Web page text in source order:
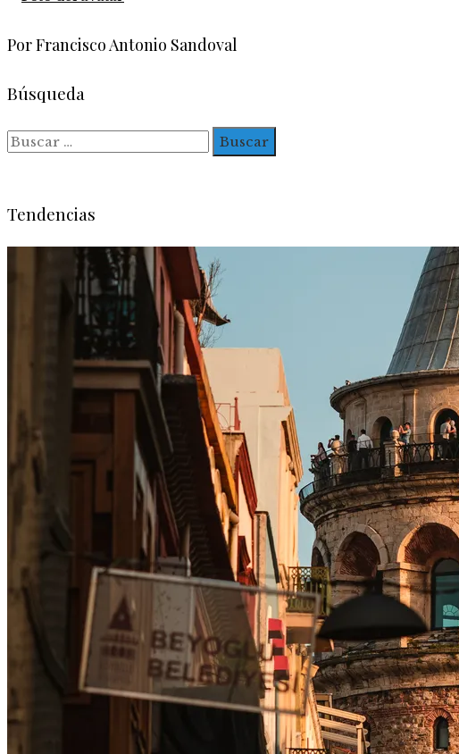
Por Francisco Antonio Sandoval
Búsqueda
Buscar:
Tendencias